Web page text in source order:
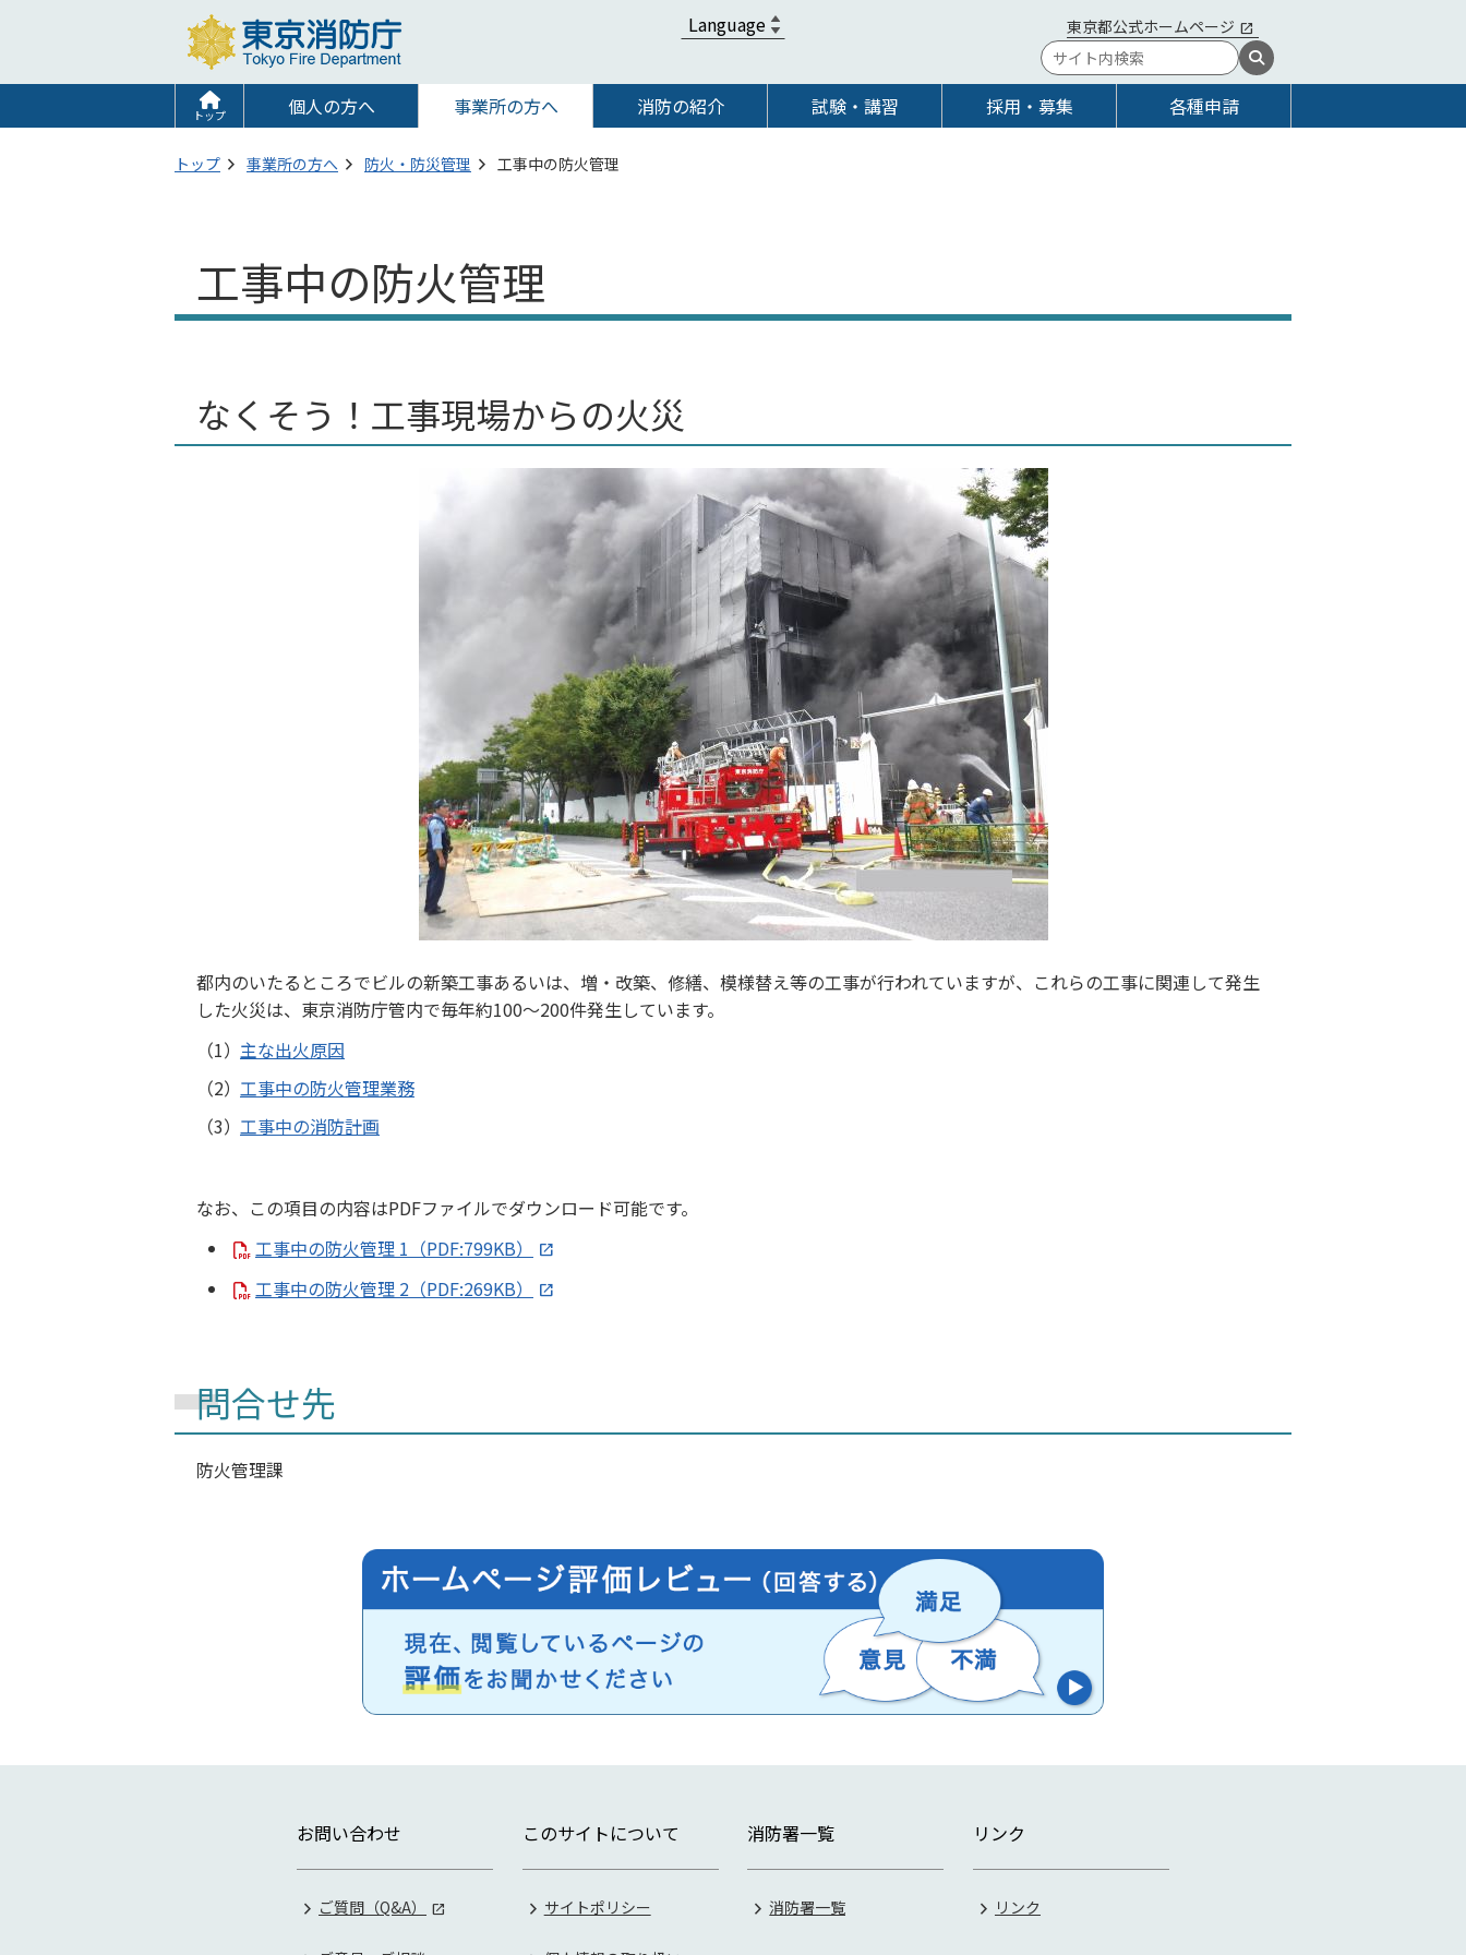
東京都公式ホームページ
トップ 個人の方へ 事業所の方へ 消防の紹介 試験・講習 採用・募集 各種申請
トップ 事業所の方へ 防火・防災管理 工事中の防火管理
工事中の防火管理
なくそう！工事現場からの火災
都内のいたるところでビルの新築工事あるいは、増・改築、修繕、模様替え等の工事が行われていますが、これらの工事に関連して発生
した火災は、東京消防庁管内で毎年約100～200件発生しています。
主な出火原因
工事中の防火管理業務
工事中の消防計画
なお、この項目の内容はPDFファイルでダウンロード可能です。
工事中の防火管理 1（PDF:799KB）
工事中の防火管理 2（PDF:269KB）
問合せ先
防火管理課
お問い合わせ
ご質問（Q&A）
このサイトについて
サイトポリシー
消防署一覧
消防署一覧
リンク
リンク